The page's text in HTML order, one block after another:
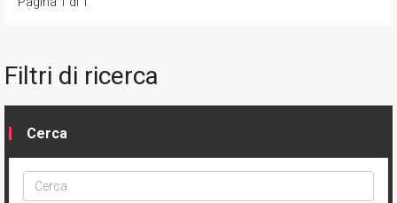
Filtri di ricerca
Cerca
Cerca
ptype